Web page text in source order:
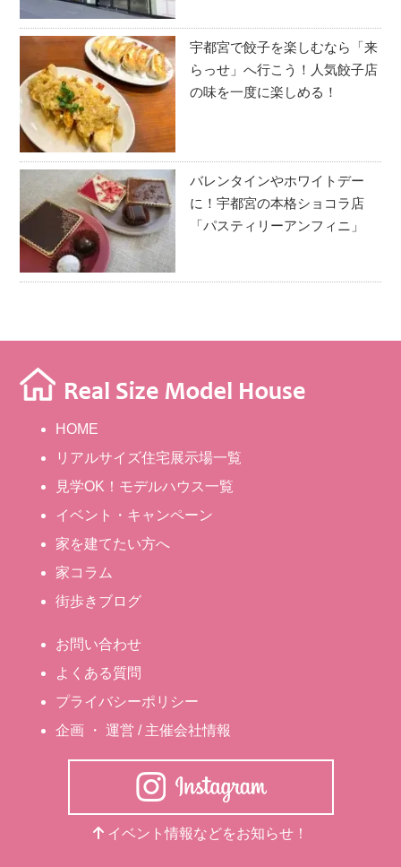
宇都宮で餃子を楽しむなら「来
らっせ」へ行こう！人気餃子店
の味を一度に楽しめる！
バレンタインやホワイトデー
に！宇都宮の本格ショコラ店
「パスティリーアンフィニ」
HOME
リアルサイズ住宅展示場一覧
見学OK！モデルハウス一覧
イベント・キャンペーン
家を建てたい方へ
家コラム
街歩きブログ
お問い合わせ
よくある質問
プライバシーポリシー
企画 ・ 運営 / 主催会社情報
イベント情報などをお知らせ！